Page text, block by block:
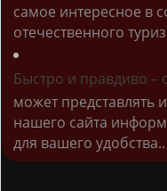
самое интересное в
отечественного
Быстро и правдиво –
может представлять
нашего сайта
для вашего удобства..